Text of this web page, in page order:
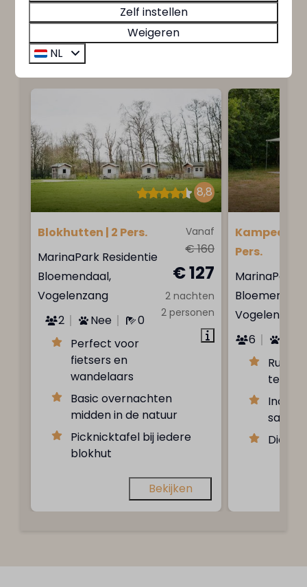
ontspannen dag aan het strand.
Meer informatie
8,8
Vanaf
€ 160
€ 127
2 nachten
2 personen
Blokhutten | 2 Pers.
MarinaPark Residentie
Bloemendaal,
Vogelenzang
2
Nee
0
Perfect voor
fietsers en
wandelaars
Basic overnachten
midden in de natuur
Picknicktafel bij iedere
blokhut
Bekijken
Pers.
MarinaPark
Vogelenzang
6
Ruime
terrein
Zelf instellen
Weigeren
NL